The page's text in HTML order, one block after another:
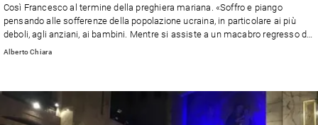
Così Francesco al termine della preghiera mariana. «Soffro e piango
pensando alle sofferenze della popolazione ucraina, in particolare ai più
deboli, agli anziani, ai bambini. Mentre si assiste a un macabro regresso di
umanità mi chiedo se si sta cercando davvero la pace. Vi prego: non ci si
e più di 350 incarcerati»)
Alberto Chiara